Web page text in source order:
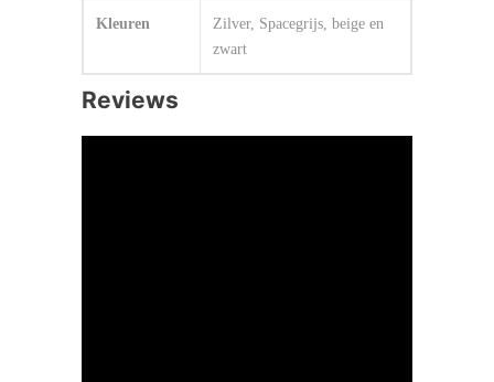
Kleuren
Zilver, Spacegrijs, beige en
zwart
Reviews